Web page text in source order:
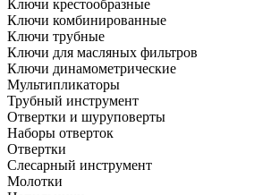
Ключи крестообразные
Ключи комбинированные
Ключи трубные
Ключи для масляных фильтров
Ключи динамометрические
Мультипликаторы
Трубный инструмент
Отвертки и шуруповерты
Наборы отверток
Отвертки
Слесарный инструмент
Молотки